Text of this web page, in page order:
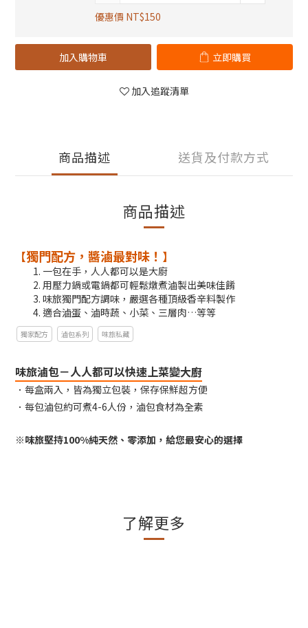
優惠價 NT$150
加入購物車 立即購買
加入追蹤清單
商品描述 送貨及付款方式
商品描述
【獨門配方，醬滷最對味！ 】
一包在手，人人都可以是大廚
用壓力鍋或電鍋都可輕鬆燉煮滷製出美味佳餚​
味旅獨門配方調味，嚴選各種頂級香辛料製作
適合滷蛋、滷時蔬、小菜、三層肉…等等
獨家配方 滷包系列 味旅私藏
味旅滷包－人人都可以快速上菜變大廚
．每盒兩入，皆為獨立包裝，保存保鮮超方便
．每包滷包約可煮4-6人份，滷包食材為全素
※味旅堅持100%純天然、零添加，給您最安心的選擇
了解更多